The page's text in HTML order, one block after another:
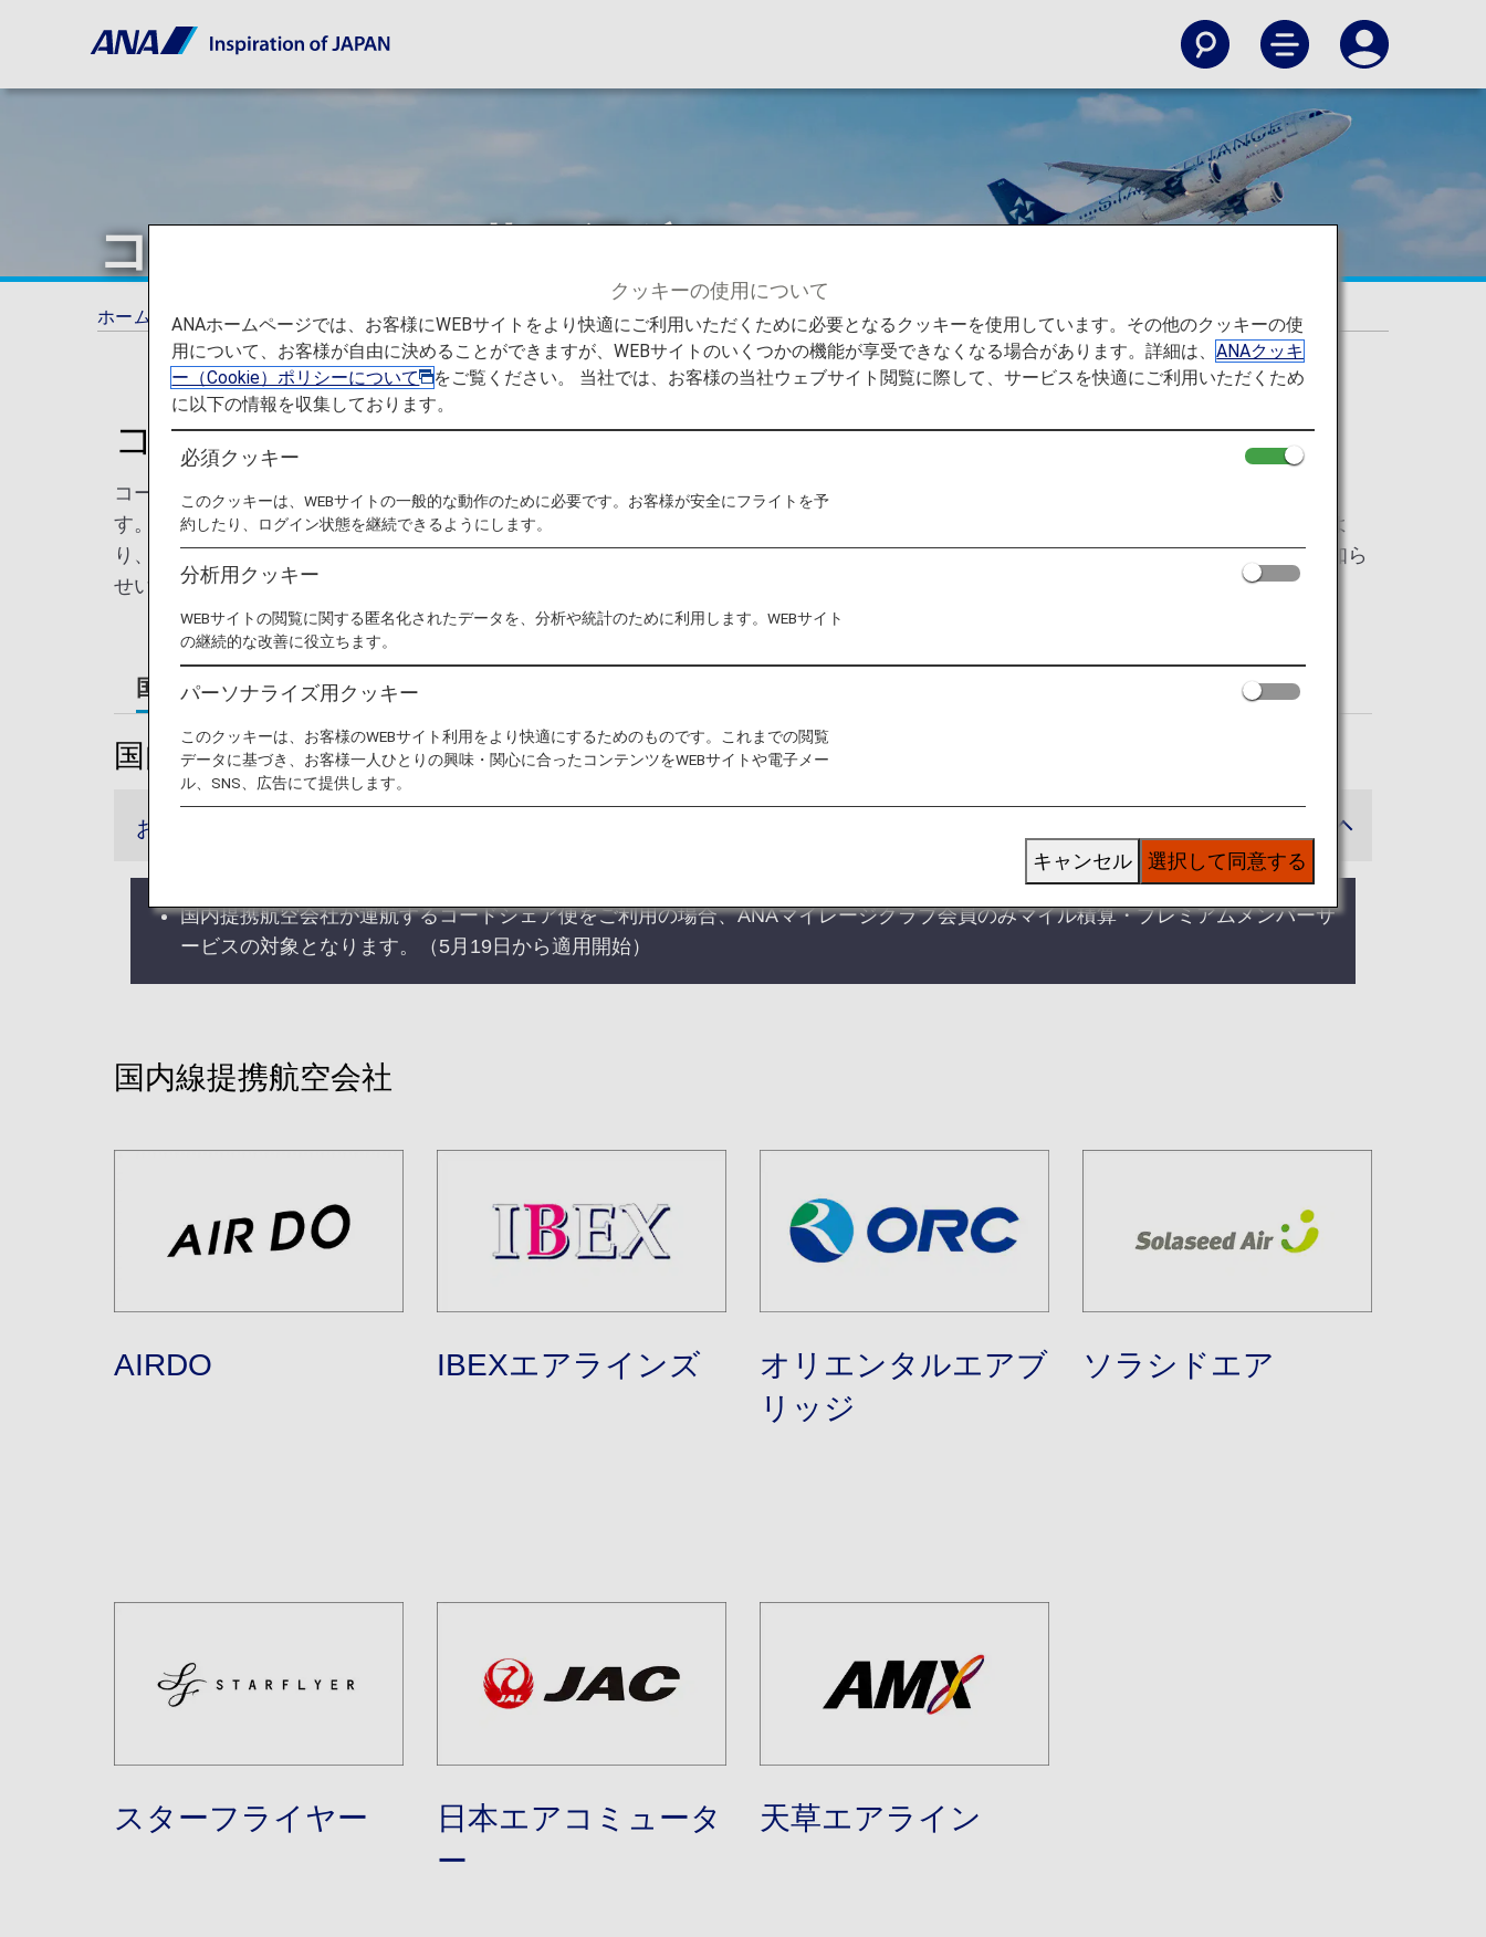
コードシェア（共同運航便）について
ホーム 旅の計画とご予約 コードシェア（共同運航便）について
コードシェア便一覧
コードシェア便とは、2社以上の航空会社が飛行機を共同運航している便のことで、ANA(NH)の便名で提携航空会社が運航する便を指しま
す。また、共同運航便とも呼ばれます。ANAでは、さまざまな地域の航空会社と提携して、コードシェア便を充実させています。これによ
り、世界中の都市間で、より簡単で便利なフライト接続が可能になります。コードシェア便の場合、ご予約の際に運航する航空会社をお知ら
せいたします。
国内線 国際線
国内線
お知らせ
国内提携航空会社が運航するコードシェア便をご利用の場合、ANAマイレージクラブ会員のみマイル積算・プレミアムメンバーサ
ービスの対象となります。（5月19日から適用開始）
国内線提携航空会社
AIRDO IBEXエアラインズ
オリエンタルエアブ
リッジ
ソラシドエア
スターフライヤー
日本エアコミュータ
ー
天草エアライン
クッキーの使用について
ANAホームページでは、お客様にWEBサイトをより快適にご利用いただくために必要となるクッキーを使用しています。その他のクッキーの使
用について、お客様が自由に決めることができますが、WEBサイトのいくつかの機能が享受できなくなる場合があります。詳細は、ANAクッキ
ー（Cookie）ポリシーについて
をご覧ください。 当社では、お客様の当社ウェブサイト閲覧に際して、サービスを快適にご利用いただくため
に以下の情報を収集しております。
必須クッキー
このクッキーは、WEBサイトの一般的な動作のために必要です。お客様が安全にフライトを予
約したり、ログイン状態を継続できるようにします。
分析用クッキー
WEBサイトの閲覧に関する匿名化されたデータを、分析や統計のために利用します。WEBサイト
の継続的な改善に役立ちます。
パーソナライズ用クッキー
このクッキーは、お客様のWEBサイト利用をより快適にするためのものです。これまでの閲覧
データに基づき、お客様一人ひとりの興味・関心に合ったコンテンツをWEBサイトや電子メー
ル、SNS、広告にて提供します。
選択して同意する
キャンセル